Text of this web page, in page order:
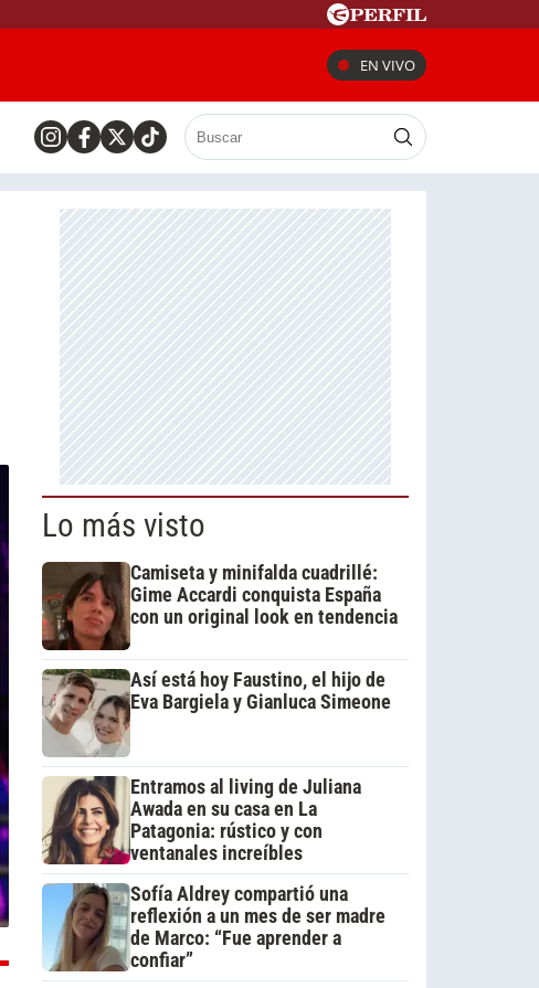
EN VIVO
Lo más visto
Camiseta y minifalda cuadrillé:
Gime Accardi conquista España
con un original look en tendencia
Así está hoy Faustino, el hijo de
Eva Bargiela y Gianluca Simeone
Entramos al living de Juliana
Awada en su casa en La
Patagonia: rústico y con
ventanales increíbles
Sofía Aldrey compartió una
reflexión a un mes de ser madre
de Marco: “Fue aprender a
confiar”